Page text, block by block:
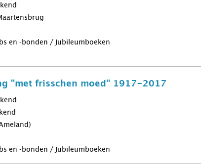
en -bonden / Jubileumboeken
"met frisschen moed" 1917-2017
en -bonden / Jubileumboeken